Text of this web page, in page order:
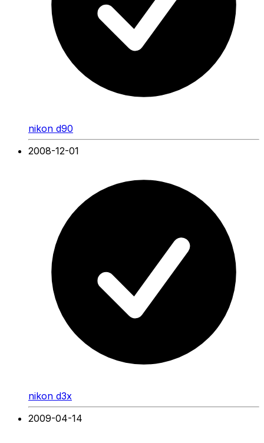
nikon d90
2008-12-01
nikon d3x
2009-04-14